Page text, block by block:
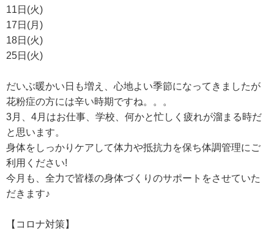
11日(火)
17日(月)
18日(火)
25日(火)
だいぶ暖かい日も増え、心地よい季節になってきましたが
花粉症の方には辛い時期ですね。。。
3月、4月はお仕事、学校、何かと忙しく疲れが溜まる時だ
と思います。
身体をしっかりケアして体力や抵抗力を保ち体調管理にご
利用ください!
今月も、全力で皆様の身体づくりのサポートをさせていた
だきます♪
【コロナ対策】